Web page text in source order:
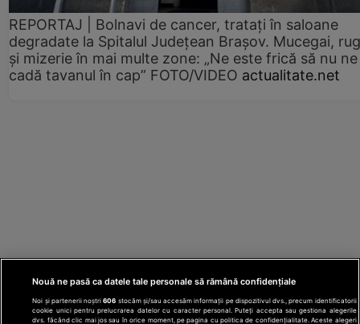
REPORTAJ | Bolnavi de cancer, tratați în saloane
degradate la Spitalul Județean Brașov. Mucegai,
și mizerie în mai multe zone: „Ne este frică să nu ne
cadă tavanul în cap” FOTO/VIDEO actualitate.net
Nouă ne pasă ca datele tale personale să rămână confidențiale
Noi și partenerii noștri606 stocăm și/sau accesăm informații pe dispozitivul dvs., precum identificatorii
cookie unici pentru prelucrarea datelor cu caracter personal. Puteți accepta sau gestiona alegerile
dvs. făcând clic mai jos sau în orice moment, pe pagina cu politica de confidențialitate. Aceste alegeri